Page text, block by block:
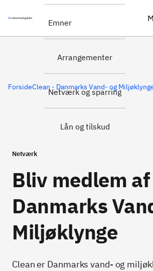
Emner
Arrangementer
Netværk og sparring
Lån og tilskud
ForsideClean - Danmarks Vand- og
Netværk
Bliv medlem af
Danmarks
Miljøklynge
Clean er Danmarks vand- og